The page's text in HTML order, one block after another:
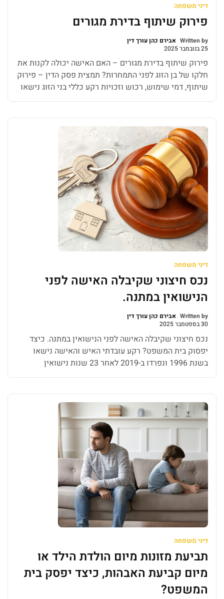
דיני משפחה
פירוק שיתוף בדירת מגורים
Written by אבירם כהן עורך דין
25 בנובמבר 2025
פירוק שיתוף בדירת מגורים – האם האישה יכולה לקנות את
חלקו של בן הזוג לפני התמחרות? תמצית פסק הדין – פירוק
שיתוף, דמי שימוש, רכוש וזכויות רקע כללי בני הזוג נישאו
לאלימות ומסוכנות מצד הנתבע. הנתבע עזב את ישראל […]
דיני משפחה
נכס חיצוני שקיבלה האישה לפני
הנישואין במתנה.
Written by אבירם כהן עורך דין
30 בספטמבר 2025
נכס חיצוני שקיבלה האישה לפני הנישואין במתנה. כיצד
יפסוק בית המשפט? רקע עובדתי האיש והאישה נישאו
בשנת 1996 ונפרדו ב-2019 לאחר 23 שנות נישואין
קיבלה האישה שבע דירות. שתיים נמכרו ותמורתן […]
דיני משפחה
תביעת מזונות מיום הולדת הילד או
מיום קביעת האבהות, כיצד יפסק בית
המשפט?